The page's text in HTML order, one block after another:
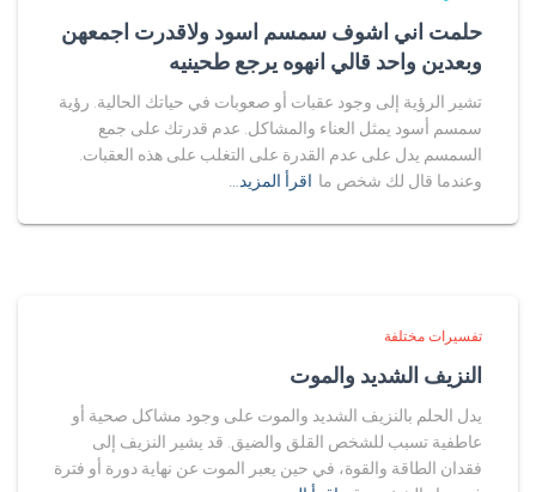
حلمت اني اشوف سمسم اسود ولاقدرت اجمعهن
وبعدين واحد قالي انهوه يرجع طحينيه
تشير الرؤية إلى وجود عقبات أو صعوبات في حياتك الحالية. رؤية
سمسم أسود يمثل العناء والمشاكل. عدم قدرتك على جمع
السمسم يدل على عدم القدرة على التغلب على هذه العقبات.
وعندما قال لك شخص ما اقرأ المزيد…
تفسيرات مختلفة
النزيف الشديد والموت
يدل الحلم بالنزيف الشديد والموت على وجود مشاكل صحية أو
عاطفية تسبب للشخص القلق والضيق. قد يشير النزيف إلى
فقدان الطاقة والقوة، في حين يعبر الموت عن نهاية دورة أو فترة